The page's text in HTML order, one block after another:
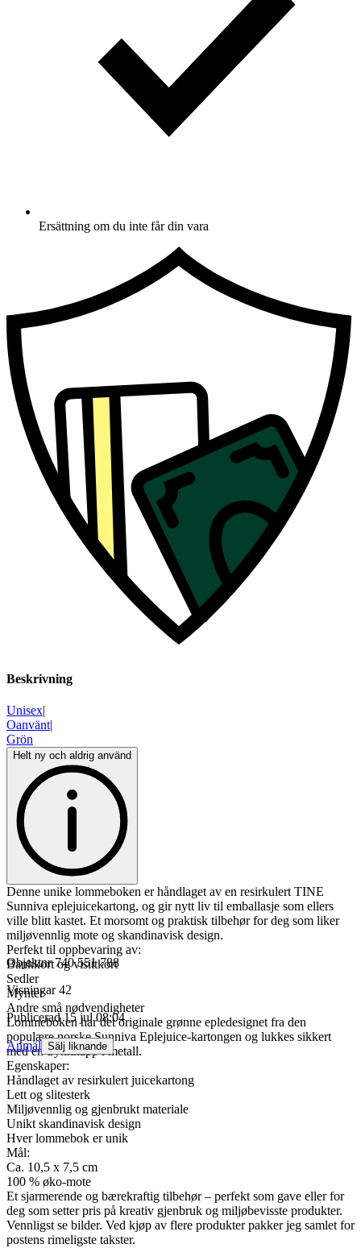
Ersättning om du inte får din vara
Beskrivning
Unisex|
Oanvänt|
Grön
Helt ny och aldrig använd
Denne unike lommeboken er håndlaget av en resirkulert TINE
Sunniva eplejuicekartong, og gir nytt liv til emballasje som ellers
ville blitt kastet. Et morsomt og praktisk tilbehør for deg som liker
miljøvennlig mote og skandinavisk design.
Perfekt til oppbevaring av:
Bankkort og visittkort
Sedler
Mynter
Andre små nødvendigheter
Lommeboken har det originale grønne epledesignet fra den
populære norske Sunniva Eplejuice-kartongen og lukkes sikkert
med en trykknapp i metall.
Egenskaper:
Håndlaget av resirkulert juicekartong
Lett og slitesterk
Miljøvennlig og gjenbrukt materiale
Unikt skandinavisk design
Hver lommebok er unik
Mål:
Ca. 10,5 x 7,5 cm
100 % øko-mote
Et sjarmerende og bærekraftig tilbehør – perfekt som gave eller for
deg som setter pris på kreativ gjenbruk og miljøbevisste produkter.
Vennligst se bilder. Ved kjøp av flere produkter pakker jeg samlet for
postens rimeligste takster.
Objektnr 740 551 788
Visningar 42
Publicerad 15 jul 08:04
Anmäl Sälj liknande